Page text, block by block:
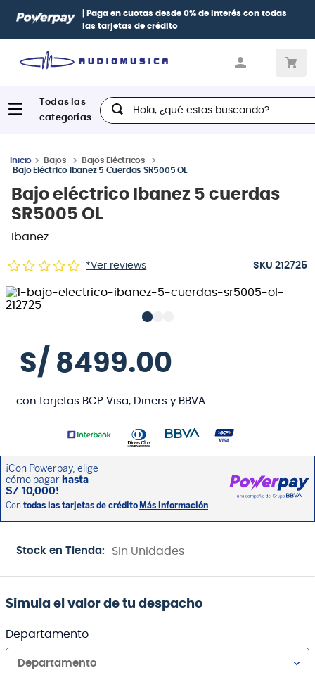
| Paga en cuotas desde 0% de interés con todas
las tarjetas de crédito
Hola, ¿qué estas buscando?
Bajos
Bajos Eléctricos
Bajo Eléctrico Ibanez 5 Cuerdas SR5005 OL
Bajo eléctrico Ibanez 5 cuerdas
SR5005 OL
Ibanez
*Ver reviews :212725
S/ 8499.00
con tarjetas BCP Visa, Diners y BBVA.
Stock en Tienda: Sin Unidades
Simula el valor de tu despacho
Departamento
Departamento